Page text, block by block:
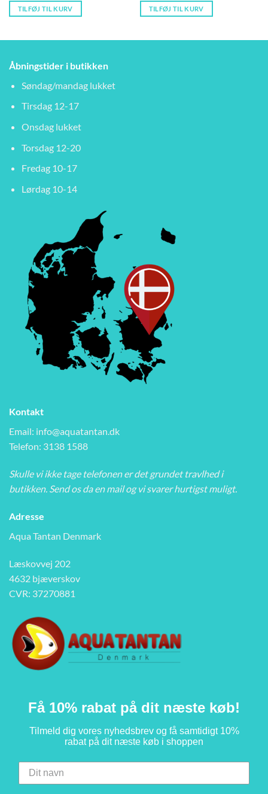
TILFØJ TIL KURV TILFØJ TIL KURV
Åbningstider i butikken
Søndag/mandag lukket
Tirsdag 12-17
Onsdag lukket
Torsdag 12-20
Fredag 10-17
Lørdag 10-14
Kontakt
Email: info@aquatantan.dk
Telefon: 3138 1588
Skulle vi ikke tage telefonen er det grundet travlhed i
butikken. Send os da en mail og vi svarer hurtigst muligt.
Adresse
Aqua Tantan Denmark
Læskovvej 202
4632 bjæverskov
CVR: 37270881
Få 10% rabat på dit næste køb!
Tilmeld dig vores nyhedsbrev og få samtidigt 10%
rabat på dit næste køb i shoppen